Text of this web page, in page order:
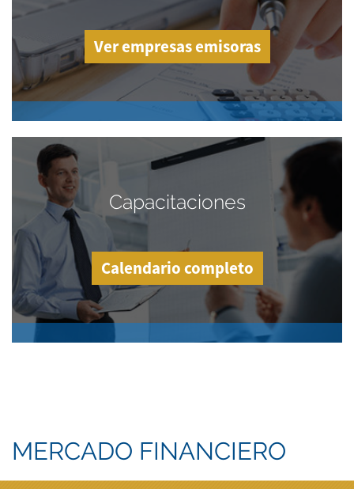
Ver empresas emisoras
Capacitaciones
Calendario completo
MERCADO FINANCIERO